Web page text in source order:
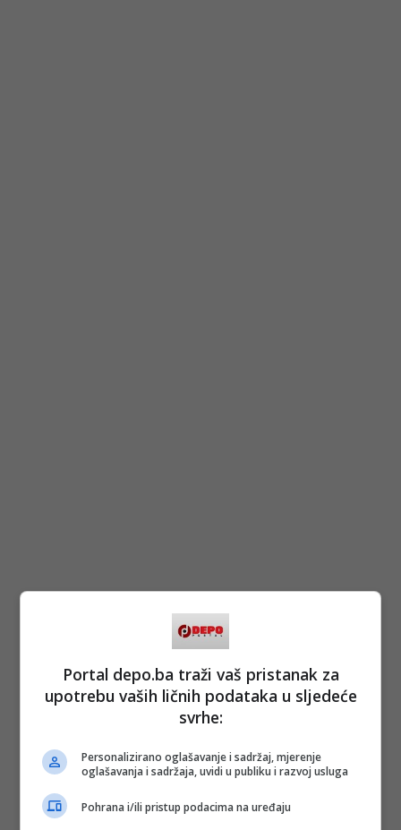
Portal depo.ba traži vaš pristanak za
upotrebu vaših ličnih podataka u sljedeće
svrhe:
Personalizirano oglašavanje i sadržaj, mjerenje
oglašavanja i sadržaja, uvidi u publiku i razvoj usluga
Pohrana i/ili pristup podacima na uređaju